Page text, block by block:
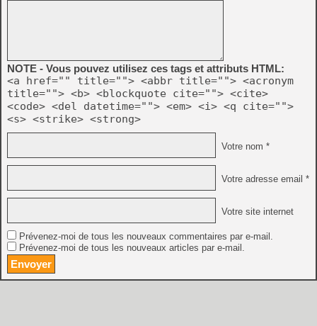
NOTE - Vous pouvez utilisez ces tags et attributs HTML:
<a href="" title=""> <abbr title=""> <acronym
title=""> <b> <blockquote cite=""> <cite>
<code> <del datetime=""> <em> <i> <q cite="">
<s> <strike> <strong>
Votre nom *
Votre adresse email *
Votre site internet
Prévenez-moi de tous les nouveaux commentaires par e-mail.
Prévenez-moi de tous les nouveaux articles par e-mail.